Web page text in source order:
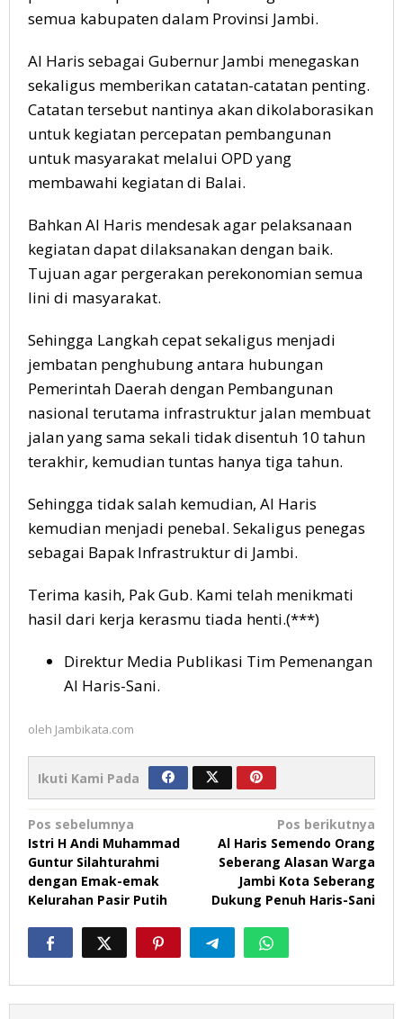
semua kabupaten dalam Provinsi Jambi.
Al Haris sebagai Gubernur Jambi menegaskan
sekaligus memberikan catatan-catatan penting.
Catatan tersebut nantinya akan dikolaborasikan
untuk kegiatan percepatan pembangunan
untuk masyarakat melalui OPD yang
membawahi kegiatan di Balai.
Bahkan Al Haris mendesak agar pelaksanaan
kegiatan dapat dilaksanakan dengan baik.
Tujuan agar pergerakan perekonomian semua
lini di masyarakat.
Sehingga Langkah cepat sekaligus menjadi
jembatan penghubung antara hubungan
Pemerintah Daerah dengan Pembangunan
nasional terutama infrastruktur jalan membuat
jalan yang sama sekali tidak disentuh 10 tahun
terakhir, kemudian tuntas hanya tiga tahun.
Sehingga tidak salah kemudian, Al Haris
kemudian menjadi penebal. Sekaligus penegas
sebagai Bapak Infrastruktur di Jambi.
Terima kasih, Pak Gub. Kami telah menikmati
hasil dari kerja kerasmu tiada henti.(***)
Direktur Media Publikasi Tim Pemenangan
Al Haris-Sani.
oleh Jambikata.com
Ikuti Kami Pada
Navigasi
pos
Pos sebelumnya
Istri H Andi Muhammad
Guntur Silahturahmi
dengan Emak-emak
Kelurahan Pasir Putih
Pos berikutnya
Al Haris Semendo Orang
Seberang Alasan Warga
Jambi Kota Seberang
Dukung Penuh Haris-Sani